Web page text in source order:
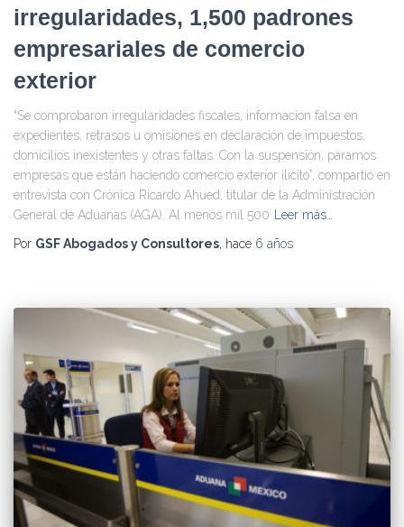
irregularidades, 1,500 padrones
empresariales de comercio
exterior
“Se comprobaron irregularidades fiscales, información falsa en
expedientes, retrasos u omisiones en declaración de impuestos,
domicilios inexistentes y otras faltas. Con la suspensión, paramos
empresas que están haciendo comercio exterior ilícito”, compartió en
entrevista con Crónica Ricardo Ahued, titular de la Administración
General de Aduanas (AGA). Al menos mil 500 Leer más…
Por GSF Abogados y Consultores, hace 6 años